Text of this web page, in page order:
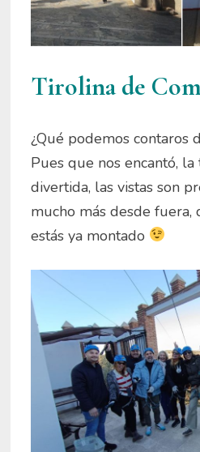
Tirolina de
¿Qué podemos contaros
Pues que nos encantó,
divertida, las vistas son
mucho más desde fuera,
estás ya montado